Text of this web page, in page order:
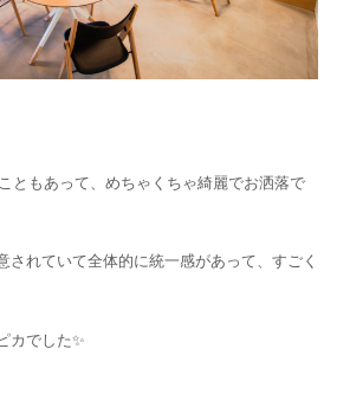
ともあって、めちゃくちゃ綺麗でお洒落で
されていて全体的に統一感があって、すごく
カでした✨